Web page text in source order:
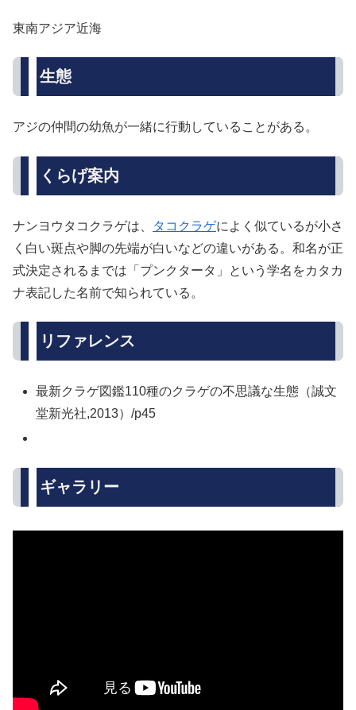
東南アジア近海
生態
アジの仲間の幼魚が一緒に行動していることがある。
くらげ案内
ナンヨウタコクラゲは、 タコクラゲによく似ているが小さ
く白い斑点や脚の先端が白いなどの違いがある。和名が正
式決定されるまでは「プンクタータ」という学名をカタカ
ナ表記した名前で知られている。
リファレンス
最新クラゲ図鑑110種のクラゲの不思議な生態（誠文
堂新光社,2013）/p45
ギャラリー